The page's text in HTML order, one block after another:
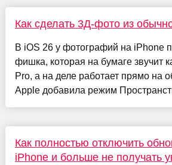
Как сделать 3Д-фото из
В iOS 26 у фотографий на iPhone
фишка, которая на бумаге звучит
Pro, а на деле работает прямо на
Apple добавила режим
Как полностью отключить
iPhone и больше не получать